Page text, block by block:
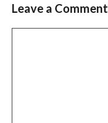
Leave a Comment